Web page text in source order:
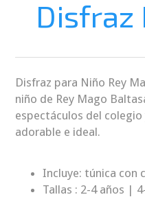
Disfraz
Disfraz para Niño Rey
niño de Rey Mago
espectáculos del colegio
adorable e ideal.
Incluye: túnica con
Tallas : 2-4 años |